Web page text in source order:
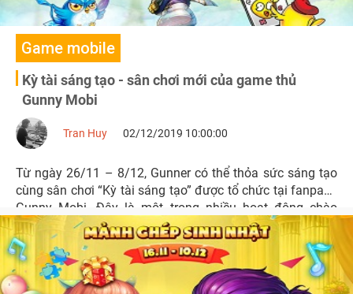
Game mobile
Kỳ tài sáng tạo - sân chơi mới của game thủ
Gunny Mobi
Tran Huy 02/12/2019 10:00:00
Từ ngày 26/11 – 8/12, Gunner có thể thỏa sức sáng tạo
cùng sân chơi “Kỳ tài sáng tạo” được tổ chức tại fanpage
Gunny Mobi. Đây là một trong nhiều hoạt động chào
mừng tựa game bắn súng tọa độ này tròn 5 tuổi.